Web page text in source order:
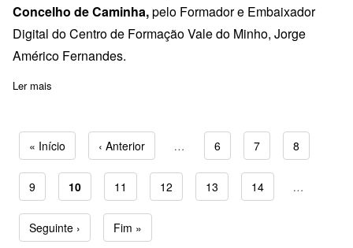
Concelho de Caminha,pelo Formador e Embaixador
Digital do Centro de Formação Vale do Minho, Jorge
Américo Fernandes.
Ler mais
Paginação
Primeira página
« Início Página anterior
‹ Anterior … Page
6 Page
7 Page
8
Page
9 Página atual
10 Page
11 Page
12 Page
13 Page
14 …
Próxima página
Seguinte › Última página
Fim »